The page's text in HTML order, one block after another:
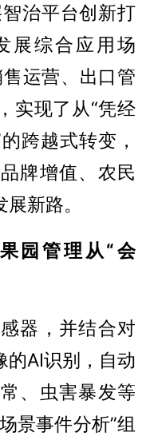
治平台创新打
展综合应用场
运营、出口管
实现了从“凭经
跨越式转变，
牌增值、农民
新路。
园管理从“会
器，并结合对
的AI识别，自动
、虫害暴发等
景事件分析”组